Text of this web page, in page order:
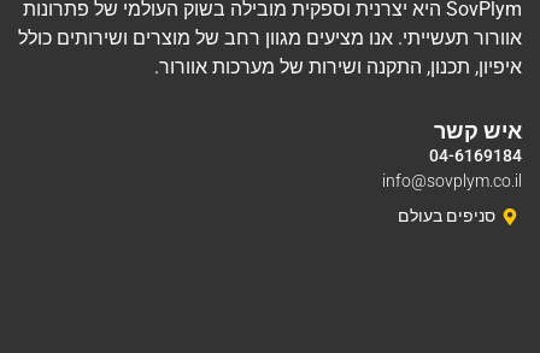
SovPlym היא יצרנית וספקית מובילה בשוק העולמי של פתרונות
אוורור תעשייתי. אנו מציעים מגוון רחב של מוצרים ושירותים כולל
איפיון, תכנון, התקנה ושירות של מערכות אוורור.
איש קשר
04-6169184
info@sovplym.co.il
סניפים בעולם